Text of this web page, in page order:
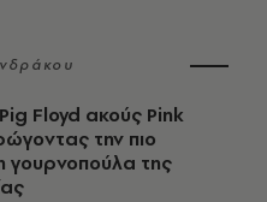
Floyd ακούς Pink
την πιο
γουρνοπούλα της